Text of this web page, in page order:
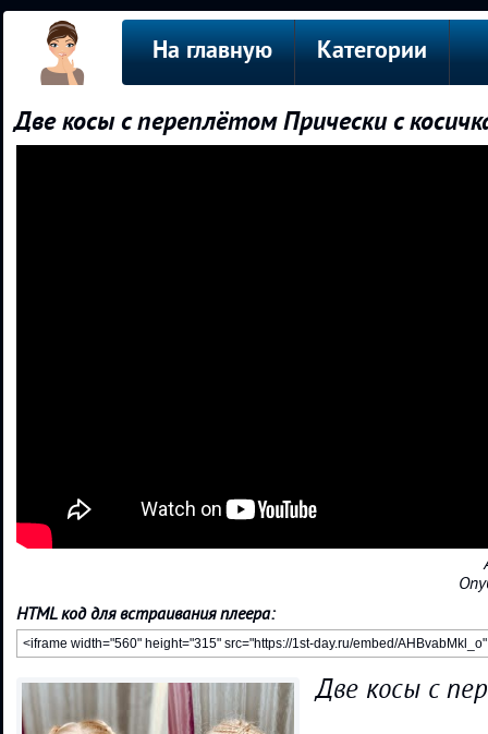
На главную Категории
Две косы с переплётом Прически с
HTML код для встраивания плеера:
Две косы с